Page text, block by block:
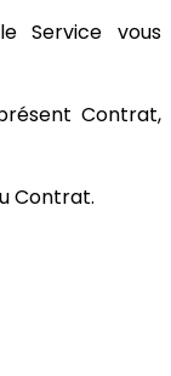
Service vous
Contrat,
Contrat.